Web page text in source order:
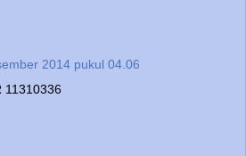
2014 pukul 04.06
11310336